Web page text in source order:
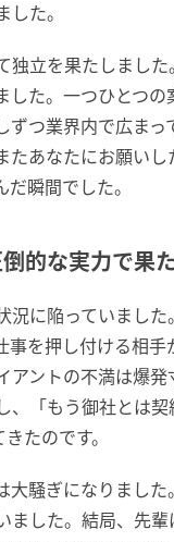
た。
独立を果たしまし
た。一つひとつ
つ業界内で広ま
あなたにお願い
瞬間でした。
的な実力で果
に陥っていまし
を押し付ける相
ントの不満は爆
、「もう御社とは
たのです。
大騒ぎになりまし
ました。結局、先